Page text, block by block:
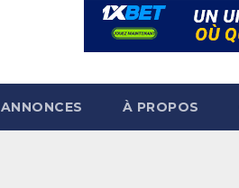
ANNONCES À PROPOS